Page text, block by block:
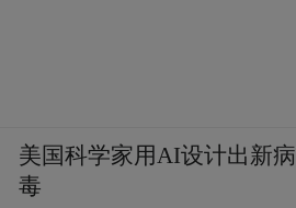
美国科学家用AI设计出新病
毒